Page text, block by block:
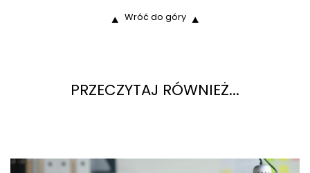
Wróć do góry
PRZECZYTAJ RÓWNIEŻ...